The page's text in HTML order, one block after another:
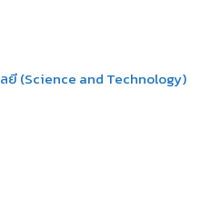
ยี (Science and Technology)